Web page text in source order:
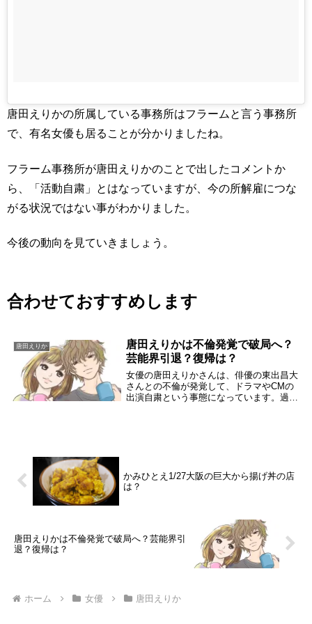
唐田えりかの所属している事務所はフラームと言う事務所
で、有名女優も居ることが分かりましたね。
フラーム事務所が唐田えりかのことで出したコメントか
ら、「活動自粛」とはなっていますが、今の所解雇につな
がる状況ではない事がわかりました。
今後の動向を見ていきましょう。
合わせておすすめします
唐田えりか
唐田えりかは不倫発覚で破局へ？
芸能界引退？復帰は？
女優の唐田えりかさんは、俳優の東出昌大
さんとの不倫が発覚して、ドラマやCMの
出演自粛という事態になっています。過去
かみひとえ1/27大阪の巨大から揚げ丼の店
は？
唐田えりかは不倫発覚で破局へ？芸能界引
退？復帰は？
ホーム 女優 唐田えりか